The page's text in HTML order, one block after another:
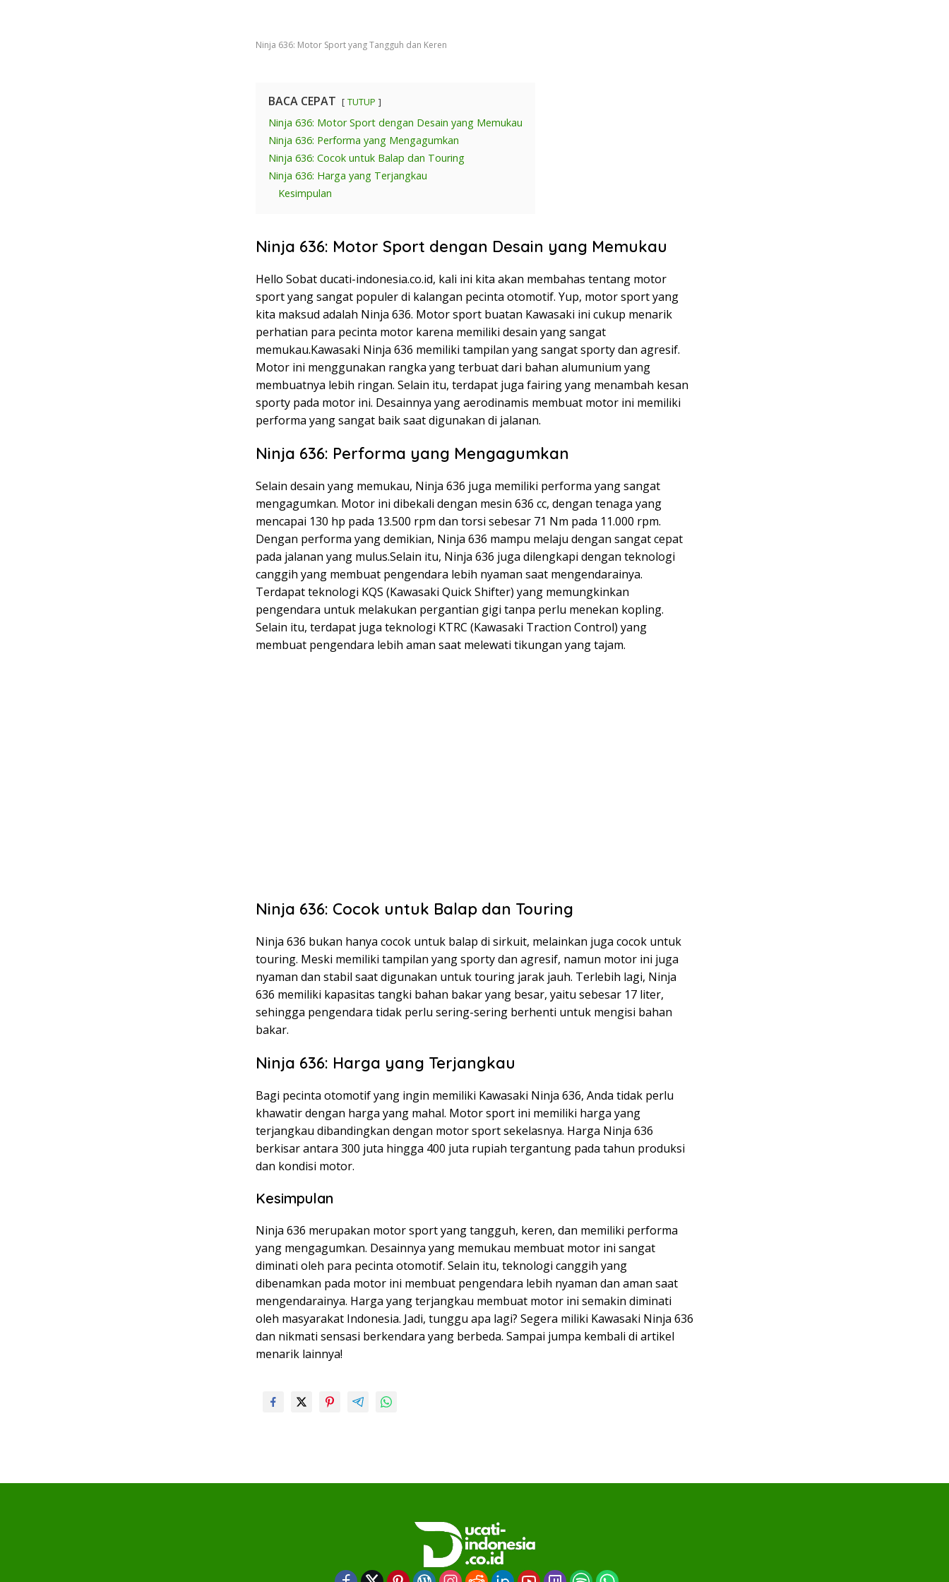
Ninja 636: Motor Sport yang Tangguh dan Keren
BACA CEPAT TUTUP
Ninja 636: Motor Sport dengan Desain yang Memukau
Ninja 636: Performa yang Mengagumkan
Ninja 636: Cocok untuk Balap dan Touring
Ninja 636: Harga yang Terjangkau
Kesimpulan
Ninja 636: Motor Sport dengan Desain yang Memukau
Hello Sobat ducati-indonesia.co.id, kali ini kita akan membahas tentang motor
sport yang sangat populer di kalangan pecinta otomotif. Yup, motor sport yang
kita maksud adalah Ninja 636. Motor sport buatan Kawasaki ini cukup menarik
perhatian para pecinta motor karena memiliki desain yang sangat
memukau.Kawasaki Ninja 636 memiliki tampilan yang sangat sporty dan agresif.
Motor ini menggunakan rangka yang terbuat dari bahan alumunium yang
membuatnya lebih ringan. Selain itu, terdapat juga fairing yang menambah kesan
sporty pada motor ini. Desainnya yang aerodinamis membuat motor ini memiliki
performa yang sangat baik saat digunakan di jalanan.
Ninja 636: Performa yang Mengagumkan
Selain desain yang memukau, Ninja 636 juga memiliki performa yang sangat
mengagumkan. Motor ini dibekali dengan mesin 636 cc, dengan tenaga yang
mencapai 130 hp pada 13.500 rpm dan torsi sebesar 71 Nm pada 11.000 rpm.
Dengan performa yang demikian, Ninja 636 mampu melaju dengan sangat cepat
pada jalanan yang mulus.Selain itu, Ninja 636 juga dilengkapi dengan teknologi
canggih yang membuat pengendara lebih nyaman saat mengendarainya.
Terdapat teknologi KQS (Kawasaki Quick Shifter) yang memungkinkan
pengendara untuk melakukan pergantian gigi tanpa perlu menekan kopling.
Selain itu, terdapat juga teknologi KTRC (Kawasaki Traction Control) yang
membuat pengendara lebih aman saat melewati tikungan yang tajam.
Ninja 636: Cocok untuk Balap dan Touring
Ninja 636 bukan hanya cocok untuk balap di sirkuit, melainkan juga cocok untuk
touring. Meski memiliki tampilan yang sporty dan agresif, namun motor ini juga
nyaman dan stabil saat digunakan untuk touring jarak jauh. Terlebih lagi, Ninja
636 memiliki kapasitas tangki bahan bakar yang besar, yaitu sebesar 17 liter,
sehingga pengendara tidak perlu sering-sering berhenti untuk mengisi bahan
bakar.
Ninja 636: Harga yang Terjangkau
Bagi pecinta otomotif yang ingin memiliki Kawasaki Ninja 636, Anda tidak perlu
khawatir dengan harga yang mahal. Motor sport ini memiliki harga yang
terjangkau dibandingkan dengan motor sport sekelasnya. Harga Ninja 636
berkisar antara 300 juta hingga 400 juta rupiah tergantung pada tahun produksi
dan kondisi motor.
Kesimpulan
Ninja 636 merupakan motor sport yang tangguh, keren, dan memiliki performa
yang mengagumkan. Desainnya yang memukau membuat motor ini sangat
diminati oleh para pecinta otomotif. Selain itu, teknologi canggih yang
dibenamkan pada motor ini membuat pengendara lebih nyaman dan aman saat
mengendarainya. Harga yang terjangkau membuat motor ini semakin diminati
oleh masyarakat Indonesia. Jadi, tunggu apa lagi? Segera miliki Kawasaki Ninja 636
dan nikmati sensasi berkendara yang berbeda. Sampai jumpa kembali di artikel
menarik lainnya!